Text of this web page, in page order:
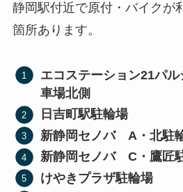
静岡駅付近で原付・バイクが
箇所あります。
エコステーション21パ
車場北側
日吉町駅駐輪場
新静岡セノバ A・北駐
新静岡セノバ C・鷹匠
けやきプラザ駐輪場